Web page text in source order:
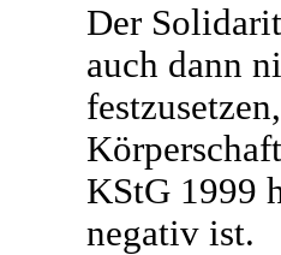
Der
auch dann
KStG 1999
negativ ist.